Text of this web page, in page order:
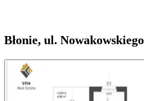
Błonie, ul. Nowakowskiego